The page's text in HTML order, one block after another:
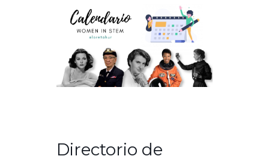
Directorio de